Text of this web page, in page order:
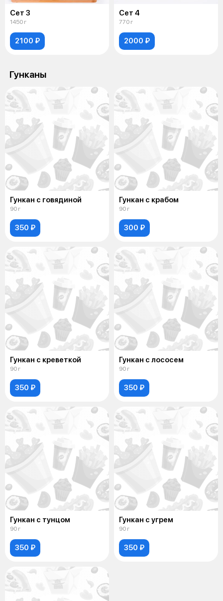
Сет 3
1450 г
2100 ₽
Сет 4
770 г
2000 ₽
Гунканы
Гункан с говядиной
90 г
350 ₽
Гункан с крабом
90 г
300 ₽
Гункан с креветкой
90 г
350 ₽
Гункан с лососем
90 г
350 ₽
Гункан с тунцом
90 г
350 ₽
Гункан с угрем
90 г
350 ₽